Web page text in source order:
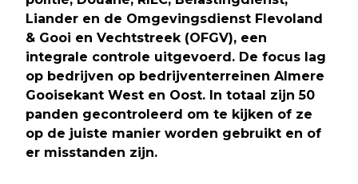
Liander en de Omgevingsdienst Flevoland
& Gooi en Vechtstreek (OFGV), een
integrale controle uitgevoerd. De focus lag
op bedrijven op bedrijventerreinen Almere
Gooisekant West en Oost. In totaal zijn 50
panden gecontroleerd om te kijken of ze
op de juiste manier worden gebruikt en of
er misstanden zijn.